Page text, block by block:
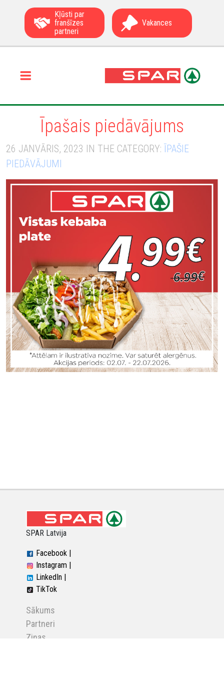
Kļūsti par
franšīzes
partneri
Vakances
Īpašais piedāvājums
26 JANVĀRIS, 2023 IN THE CATEGORY: ĪPAŠIE
PIEDĀVĀJUMI
SPAR Latvija
Facebook |
Instagram |
LinkedIn |
TikTok
Sākums
Partneri
Ziņas